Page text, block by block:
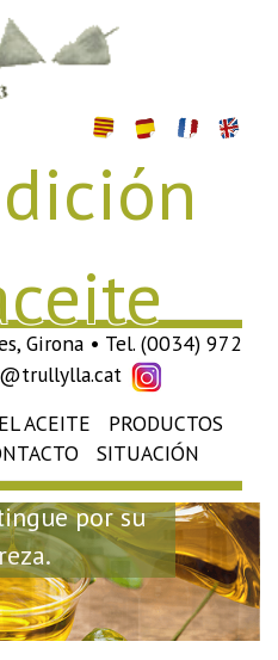
Girona • Tel. (0034) 972
EL ACEITE
PRODUCTOS
SITUACIÓN
en nuestro
de aceite
por su